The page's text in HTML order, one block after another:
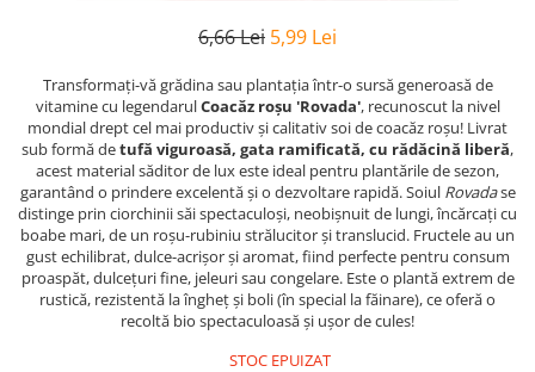
6,66 Lei 5,99 Lei
Transformați-vă grădina sau plantația într-o sursă generoasă de
vitamine cu legendarulCoacăz roșu 'Rovada', recunoscut la nivel
mondial drept cel mai productiv și calitativ soi de coacăz roșu! Livrat
sub formă detufă viguroasă, gata ramificată, cu rădăcină liberă,
acest material săditor de lux este ideal pentru plantările de sezon,
garantând o prindere excelentă și o dezvoltare rapidă. Soiul Rovadase
distinge prin ciorchinii săi spectaculoși, neobișnuit de lungi, încărcați cu
boabe mari, de un roșu-rubiniu strălucitor și translucid. Fructele au un
gust echilibrat, dulce-acrișor și aromat, fiind perfecte pentru consum
proaspăt, dulcețuri fine, jeleuri sau congelare. Este o plantă extrem de
rustică, rezistentă la îngheț și boli (în special la făinare), ce oferă o
recoltă bio spectaculoasă și ușor de cules!
STOC EPUIZAT